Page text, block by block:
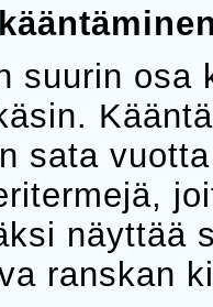
suurin osa
sata
näyttää
ranskan